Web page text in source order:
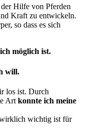
Hilfe von Pferden
Kraft zu entwickeln.
so dass es sich
möglich ist.
will.
los ist. Durch
Art konnte ich meine
wichtig ist für